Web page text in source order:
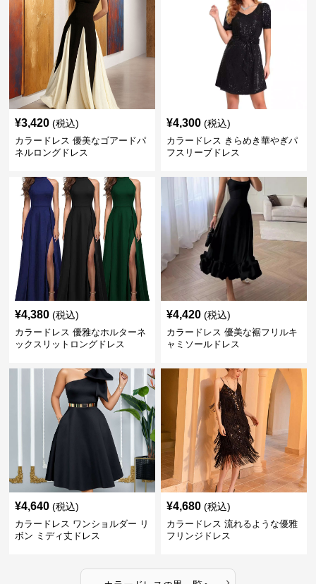
¥3,420 (税込)
カラードレス 優美なゴアードパ
ネルロングドレス
¥4,300 (税込)
カラードレス きらめき華やぎパ
フスリーブドレス
¥4,380 (税込)
カラードレス 優雅なホルターネ
ックスリットロングドレス
¥4,420 (税込)
カラードレス 優美な裾フリルキ
ャミソールドレス
¥4,640 (税込)
カラードレス ワンショルダー リ
ボン ミディ丈ドレス
¥4,680 (税込)
カラードレス 流れるような優雅
フリンジドレス